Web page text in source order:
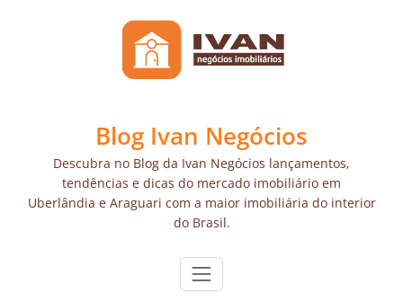
Blog Ivan Negócios
Descubra no Blog da Ivan Negócios lançamentos,
tendências e dicas do mercado imobiliário em
Uberlândia e Araguari com a maior imobiliária do interior
do Brasil.